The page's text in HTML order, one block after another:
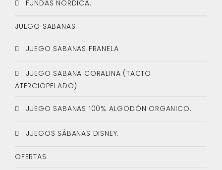
FUNDAS NÓRDICA.
JUEGO SABANAS
JUEGO SABANAS FRANELA
JUEGO SABANA CORALINA (TACTO
ATERCIOPELADO)
JUEGO SABANAS 100% ALGODÓN ORGANICO.
JUEGOS SÁBANAS DISNEY.
OFERTAS